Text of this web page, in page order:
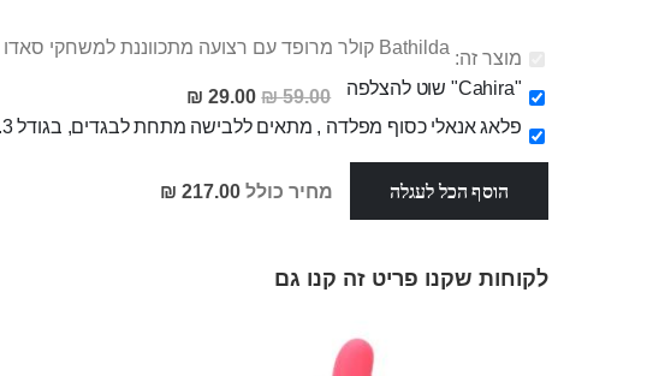
מוצר זה:
Bathilda קולר מרופד עם רצועה מתכווננת למשחקי סאדו
"Cahira" שוט להצלפה
59.00 ₪
מחיר
מבצע
29.00 ₪
פלאג אנאלי כסוף מפלדה , מתאים ללבישה מתחת לבגדים, בגודל 7.3 על 2.8 ס"מ
הוסף הכל לעגלה מחיר כולל 217.00 ₪
לקוחות שקנו פריט זה קנו גם